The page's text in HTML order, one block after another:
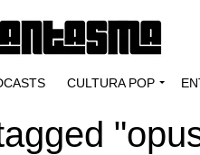
CULTURA POP